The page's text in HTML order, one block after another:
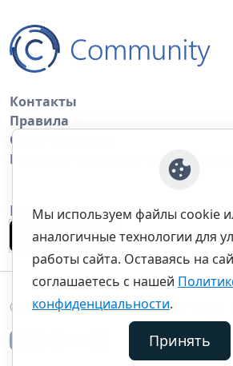
Контакты
Правила
Обратная связь
Правила копирования
Приложение
©thecommunity.ru 2026. Все права
Мы используем файлы cookie
аналогичные технологии для
работы сайта. Оставаясь на
соглашаетесь с нашей
конфиденциальности.
Принять